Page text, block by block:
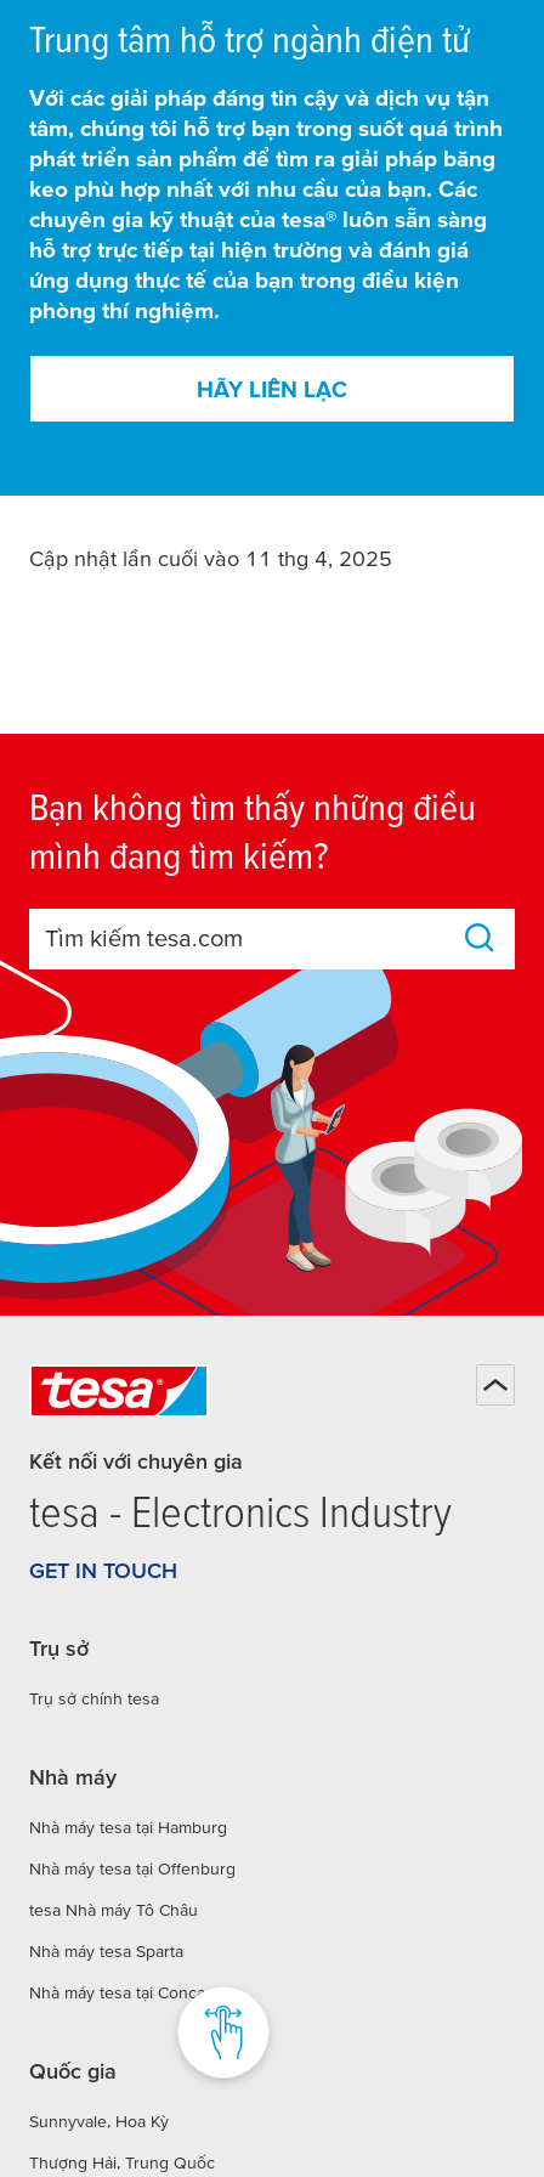
Trung tâm hỗ trợ ngành điện tử
Với các giải pháp đáng tin cậy và dịch vụ tận
tâm, chúng tôi hỗ trợ bạn trong suốt quá trình
phát triển sản phẩm để tìm ra giải pháp băng
keo phù hợp nhất với nhu cầu của bạn. Các
chuyên gia kỹ thuật của tesa® luôn sẵn sàng
hỗ trợ trực tiếp tại hiện trường và đánh giá
ứng dụng thực tế của bạn trong điều kiện
phòng thí nghiệm.
HÃY LIÊN LẠC
Cập nhật lần cuối vào 11 thg 4, 2025
Bạn không tìm thấy những điều
mình đang tìm kiếm?
Tìm kiếm tesa.com
Kết nối với chuyên gia
tesa - Electronics Industry
GET IN TOUCH
Trụ sở
Trụ sở chính tesa
Nhà máy
Nhà máy tesa tại Hamburg
Nhà máy tesa tại Offenburg
tesa Nhà máy Tô Châu
Nhà máy tesa Sparta
Nhà máy tesa tại Concagno
Quốc gia
Sunnyvale, Hoa Kỳ
Thượng Hải, Trung Quốc